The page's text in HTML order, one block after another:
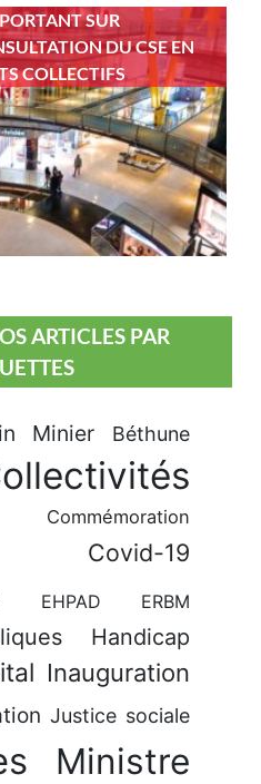
SUR
DU CSE EN
COLLECTIFS
ARTICLES PAR
Minier Béthune
Commémoration
Covid-19
EHPAD ERBM
Handicap
Inauguration
Justice sociale
Ministre